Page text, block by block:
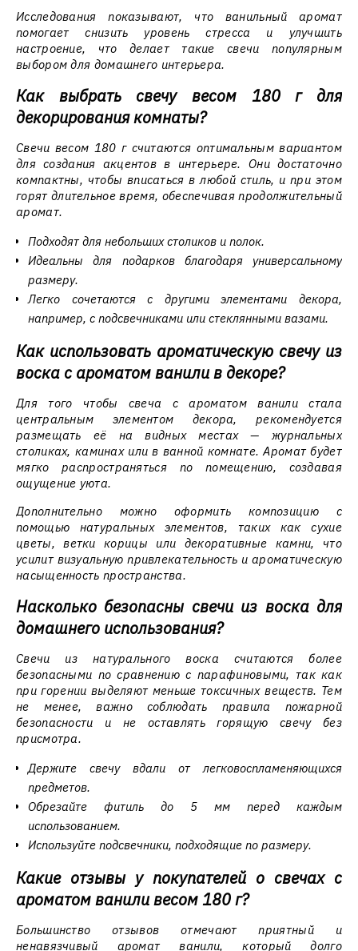
Исследования показывают, что ванильный аромат
помогает снизить уровень стресса и улучшить
настроение, что делает такие свечи популярным
выбором для домашнего интерьера.
Как выбрать свечу весом 180 г для
декорирования комнаты?
Свечи весом 180 г считаются оптимальным вариантом
для создания акцентов в интерьере. Они достаточно
компактны, чтобы вписаться в любой стиль, и при этом
горят длительное время, обеспечивая продолжительный
аромат.
Подходят для небольших столиков и полок.
Идеальны для подарков благодаря универсальному
размеру.
Легко сочетаются с другими элементами декора,
например, с подсвечниками или стеклянными вазами.
Как использовать ароматическую свечу из
воска с ароматом ванили в декоре?
Для того чтобы свеча с ароматом ванили стала
центральным элементом декора, рекомендуется
размещать её на видных местах — журнальных
столиках, каминах или в ванной комнате. Аромат будет
мягко распространяться по помещению, создавая
ощущение уюта.
Дополнительно можно оформить композицию с
помощью натуральных элементов, таких как сухие
цветы, ветки корицы или декоративные камни, что
усилит визуальную привлекательность и ароматическую
насыщенность пространства.
Насколько безопасны свечи из воска для
домашнего использования?
Свечи из натурального воска считаются более
безопасными по сравнению с парафиновыми, так как
при горении выделяют меньше токсичных веществ. Тем
не менее, важно соблюдать правила пожарной
безопасности и не оставлять горящую свечу без
присмотра.
Держите свечу вдали от легковоспламеняющихся
предметов.
Обрезайте фитиль до 5 мм перед каждым
использованием.
Используйте подсвечники, подходящие по размеру.
Какие отзывы у покупателей о свечах с
ароматом ванили весом 180 г?
Большинство отзывов отмечают приятный и
ненавязчивый аромат ванили, который долго